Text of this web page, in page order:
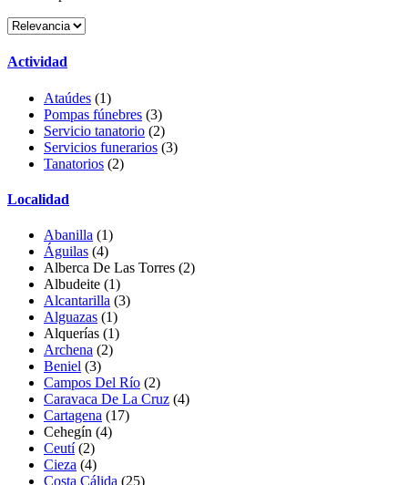
Actividad
Ataúdes (1)
Pompas fúnebres (3)
Servicio tanatorio (2)
Servicios funerarios (3)
Tanatorios (2)
Localidad
Abanilla (1)
Águilas (4)
Alberca De Las Torres (2)
Albudeite (1)
Alcantarilla (3)
Alguazas (1)
Alquerías (1)
Archena (2)
Beniel (3)
Campos Del Río (2)
Caravaca De La Cruz (4)
Cartagena (17)
Cehegín (4)
Ceutí(2)
Cieza (4)
Costa Cálida (25)